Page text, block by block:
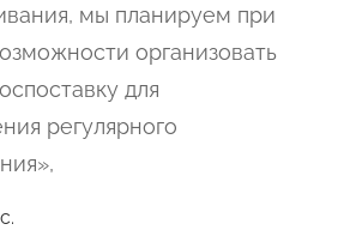
мы планируем при
организовать
для
регулярного